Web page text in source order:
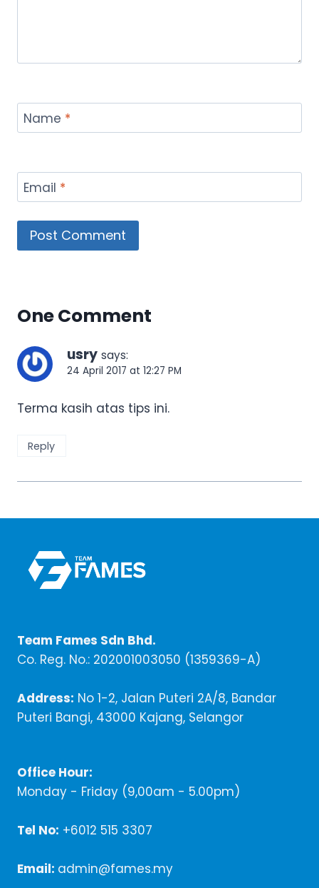
Name *
Email *
One Comment
usry says:
24 April 2017 at 12:27 PM
Terma kasih atas tips ini.
Reply
Team Fames Sdn Bhd.
Co. Reg. No.: 202001003050 (1359369-A)
Address: No 1-2, Jalan Puteri 2A/8, Bandar
Puteri Bangi, 43000 Kajang, Selangor
Office Hour:
Monday - Friday (9,00am - 5.00pm)
Tel No: +6012 515 3307
Email: admin@fames.my